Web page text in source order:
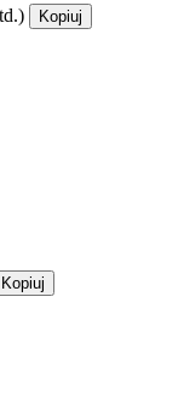
Kopiuj
Kopiuj